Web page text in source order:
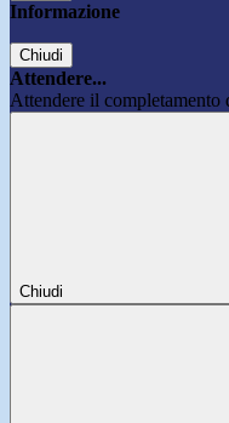
Informazione
Chiudi
Attendere...
Attendere il completamento
Chiudi